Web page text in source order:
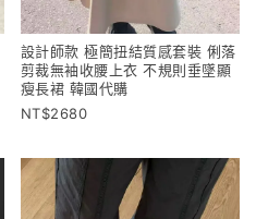
設計師款 極簡扭結質感套裝 俐落
剪裁無袖收腰上衣 不規則垂墜顯
瘦長裙 韓國代購
2680